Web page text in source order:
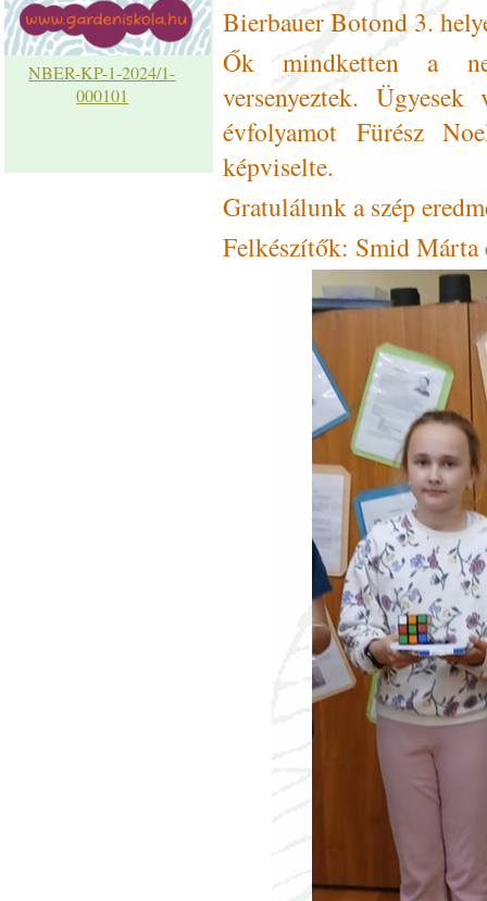
NBER-KP-1-2024/1-
000101
Bierbauer Botond 3.
Ők mindketten a
versenyeztek.
évfolyamot Fürész
képviselte.
Gratulálunk a szép
Felkészítők: Smid